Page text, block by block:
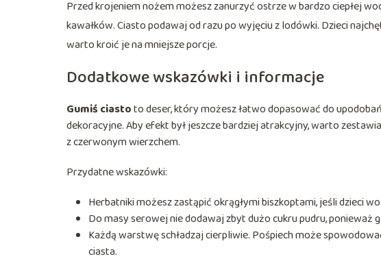
Przed krojeniem nożem możesz zanurzyć ostrze w bardzo ciepłej
kawałków. Ciasto podawaj od razu po wyjęciu z lodówki. Dzieci
warto kroić je na mniejsze porcje.
Dodatkowe wskazówki i informacje
Gumiś ciastoto deser, który możesz łatwo dopasować do
dekoracyjne. Aby efekt był jeszcze bardziej atrakcyjny, warto
z czerwonym wierzchem.
Przydatne wskazówki:
Herbatniki możesz zastąpić okrągłymi biszkoptami, jeśli dzieci
Do masy serowej nie dodawaj zbyt dużo cukru pudru, ponieważ
Każdą warstwę schładzaj cierpliwie. Pośpiech może
ciasta.